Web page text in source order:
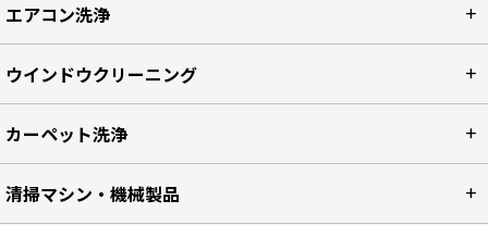
エアコン洗浄
ウインドウクリーニング
カーペット洗浄
清掃マシン・機械製品